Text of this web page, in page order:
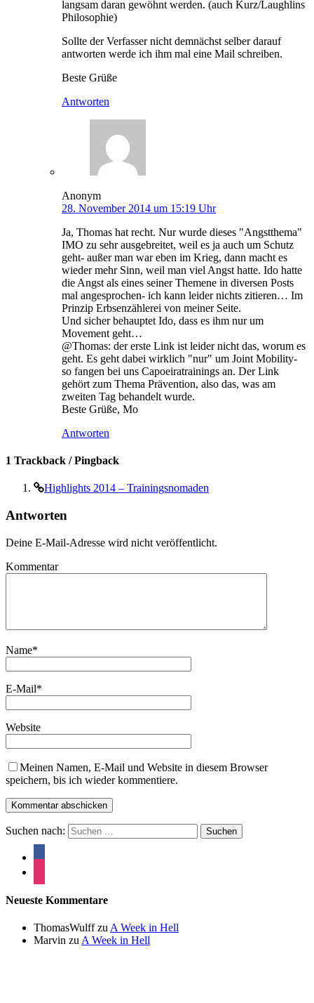
langsam daran gewöhnt werden. (auch Kurz/Laughlins
Philosophie)
Sollte der Verfasser nicht demnächst selber darauf
antworten werde ich ihm mal eine Mail schreiben.
Beste Grüße
Antworten
Anonym
28. November 2014 um 15:19 Uhr
Ja, Thomas hat recht. Nur wurde dieses "Angstthema"
IMO zu sehr ausgebreitet, weil es ja auch um Schutz
geht- außer man war eben im Krieg, dann macht es
wieder mehr Sinn, weil man viel Angst hatte. Ido hatte
die Angst als eines seiner Themene in diversen Posts
mal angesprochen- ich kann leider nichts zitieren… Im
Prinzip Erbsenzählerei von meiner Seite.
Und sicher behauptet Ido, dass es ihm nur um
Movement geht…
@Thomas: der erste Link ist leider nicht das, worum es
geht. Es geht dabei wirklich "nur" um Joint Mobility-
so fangen bei uns Capoeiratrainings an. Der Link
gehört zum Thema Prävention, also das, was am
zweiten Tag behandelt wurde.
Beste Grüße, Mo
Antworten
1 Trackback / Pingback
Highlights 2014 – Trainingsnomaden
Antworten
Deine E-Mail-Adresse wird nicht veröffentlicht.
Kommentar
Name*
E-Mail*
Website
Meinen Namen, E-Mail und Website in diesem Browser
speichern, bis ich wieder kommentiere.
Suchen nach:
Neueste Kommentare
ThomasWulffzu A Week in Hell
Marvin zu A Week in Hell